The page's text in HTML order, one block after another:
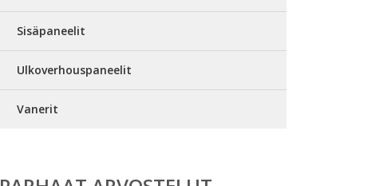
Sisäpaneelit
Ulkoverhouspaneelit
Vanerit